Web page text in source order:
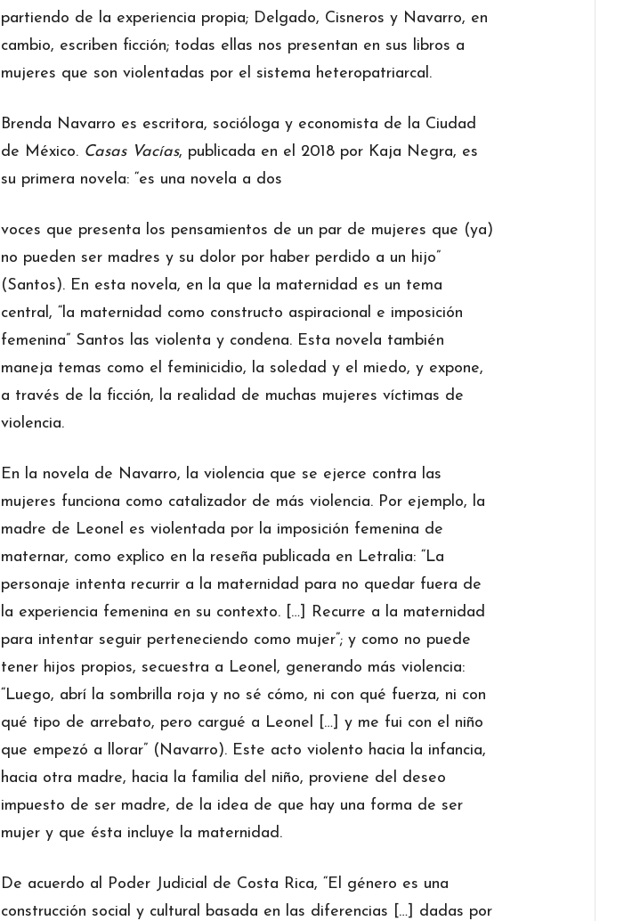
partiendo de la experiencia propia; Delgado, Cisneros y Navarro, en
cambio, escriben ficción; todas ellas nos presentan en sus libros a
mujeres que son violentadas por el sistema heteropatriarcal.
Brenda Navarro es escritora, socióloga y economista de la Ciudad
de México. Casas Vacías, publicada en el 2018 por Kaja Negra, es
su primera novela: “es una novela a dos
voces que presenta los pensamientos de un par de mujeres que (ya)
no pueden ser madres y su dolor por haber perdido a un hijo”
(Santos). En esta novela, en la que la maternidad es un tema
central, “la maternidad como constructo aspiracional e imposición
femenina” Santos las violenta y condena. Esta novela también
maneja temas como el feminicidio, la soledad y el miedo, y expone,
a través de la ficción, la realidad de muchas mujeres víctimas de
violencia.
En la novela de Navarro, la violencia que se ejerce contra las
mujeres funciona como catalizador de más violencia. Por ejemplo, la
madre de Leonel es violentada por la imposición femenina de
maternar, como explico en la reseña publicada en Letralia: “La
personaje intenta recurrir a la maternidad para no quedar fuera de
la experiencia femenina en su contexto. […] Recurre a la maternidad
para intentar seguir perteneciendo como mujer”; y como no puede
tener hijos propios, secuestra a Leonel, generando más violencia:
“Luego, abrí la sombrilla roja y no sé cómo, ni con qué fuerza, ni con
qué tipo de arrebato, pero cargué a Leonel […] y me fui con el niño
que empezó a llorar” (Navarro). Este acto violento hacia la infancia,
hacia otra madre, hacia la familia del niño, proviene del deseo
impuesto de ser madre, de la idea de que hay una forma de ser
mujer y que ésta incluye la maternidad.
De acuerdo al Poder Judicial de Costa Rica, “El género es una
construcción social y cultural basada en las diferencias […] dadas por